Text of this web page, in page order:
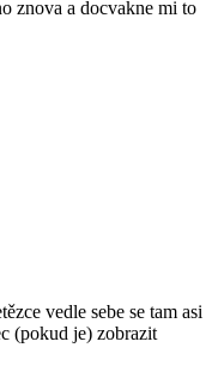
znova a docvakne mi to
vedle sebe se tam asi
(pokud je) zobrazit